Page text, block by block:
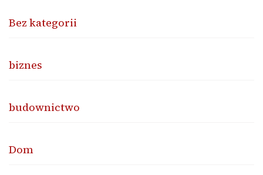
Bez kategorii
biznes
budownictwo
Dom